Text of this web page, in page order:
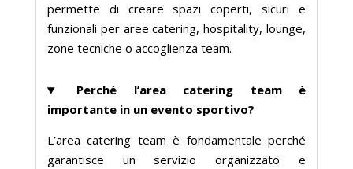
permette di creare spazi coperti, sicuri e
funzionali per aree catering, hospitality, lounge,
zone tecniche o accoglienza team.
Perché l’area catering team è
importante in un evento sportivo?
L’area catering team è fondamentale perché
garantisce un servizio organizzato e